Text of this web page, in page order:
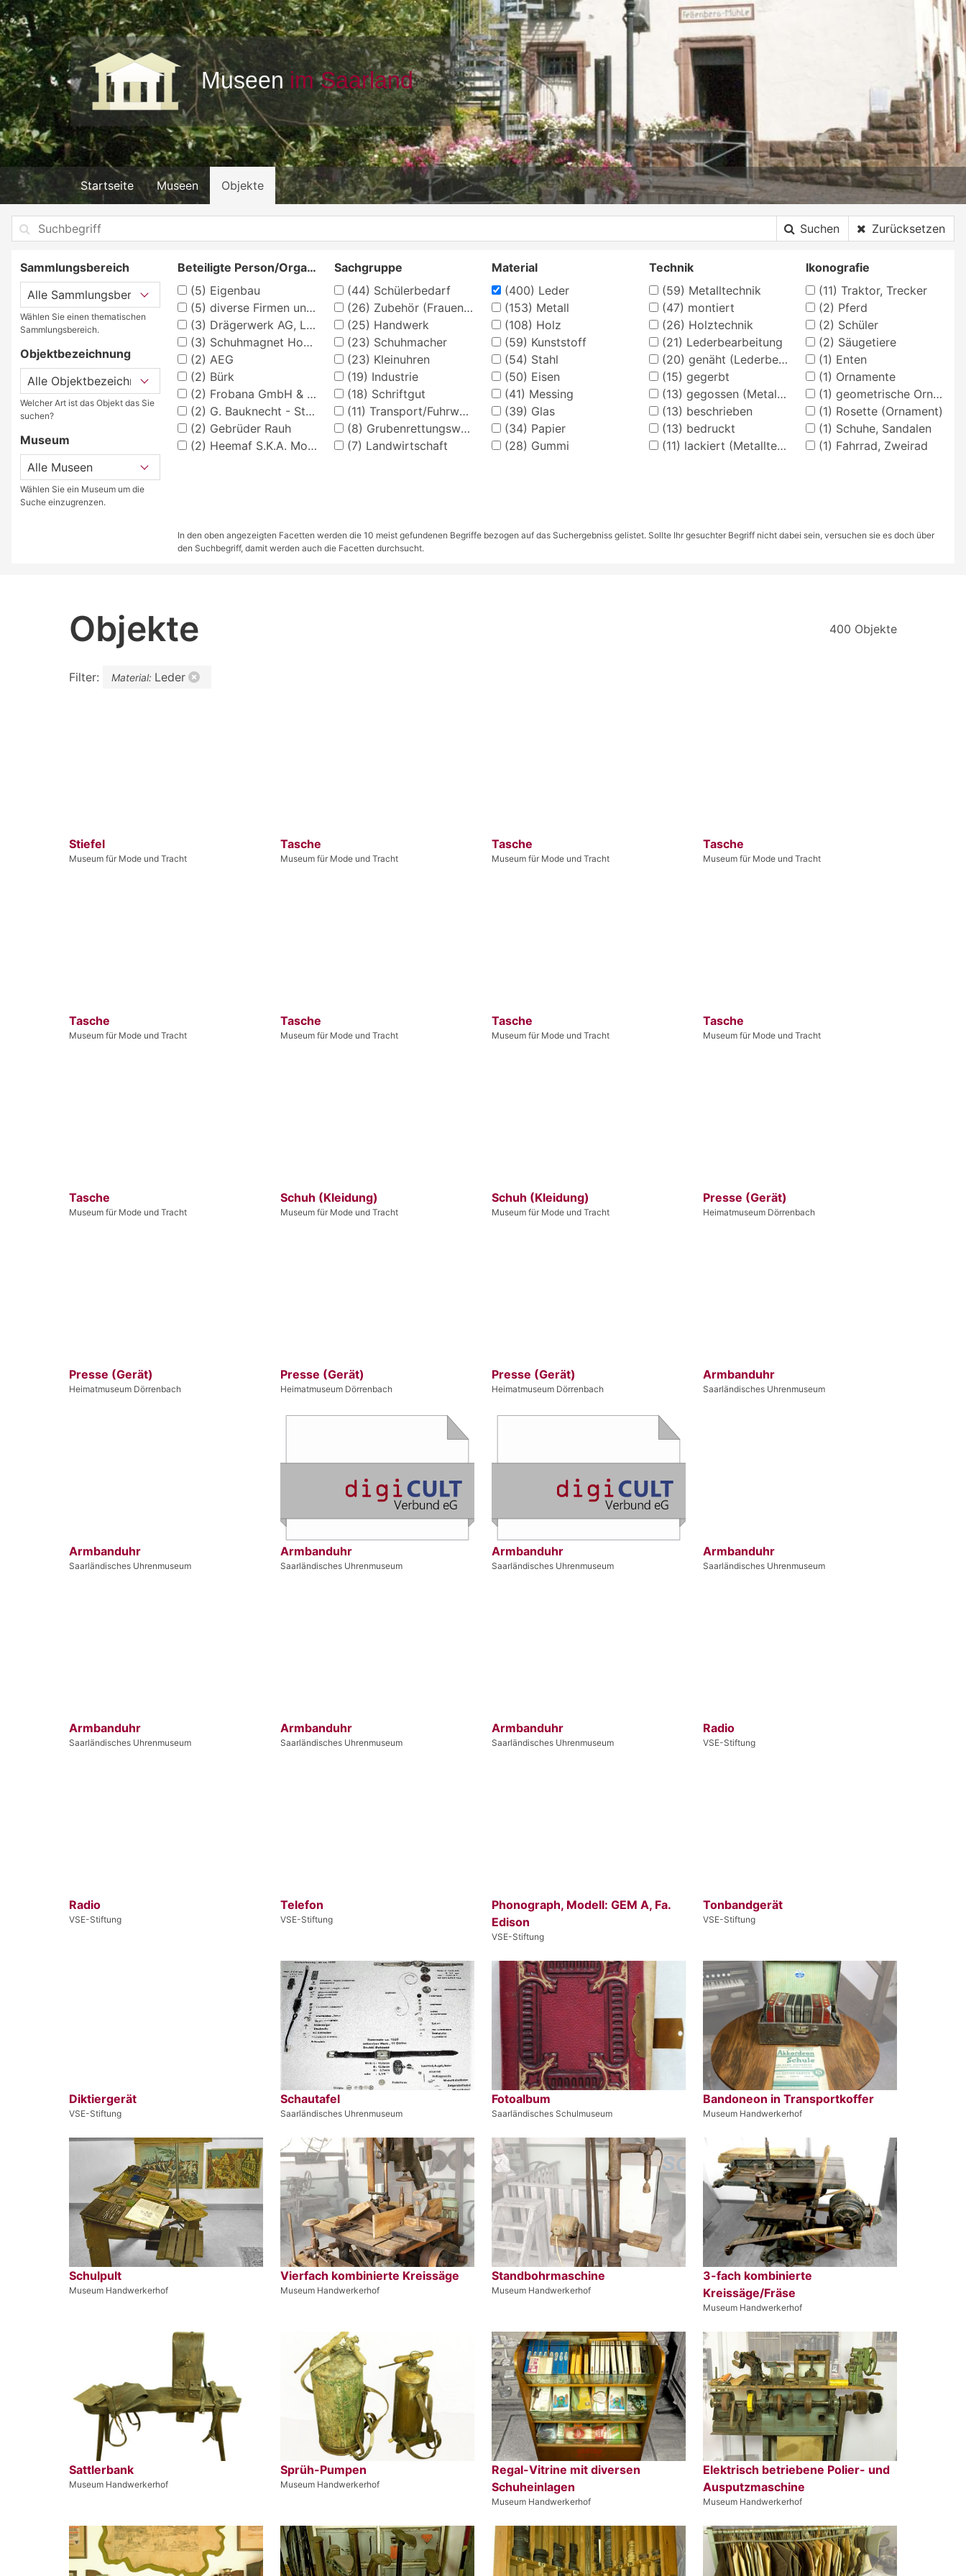
Startseite Museen Objekte
Suchen Zurücksetzen
Sammlungsbereich
Wählen Sie einen thematischen
Sammlungsbereich.
Objektbezeichnung
Welcher Art ist das Objekt das Sie
suchen?
Museum
Wählen Sie ein Museum um die
Suche einzugrenzen.
Beteiligte Person/Organisation
(5) Eigenbau
(5) diverse Firmen und Hersteller
(3) Drägerwerk AG, Lübeck
(3) Schuhmagnet Homburg
(2) AEG
(2) Bürk
(2) Frobana GmbH & Co. - Maschinenfabrik Wuppertal-Barmen
(2) G. Bauknecht - Stuttgart-S
(2) Gebrüder Rauh
(2) Heemaf S.K.A. Motorenwerke A.G. - Dortmund
Sachgruppe
(44) Schülerbedarf
(26) Zubehör (Frauenkleidung)
(25) Handwerk
(23) Schuhmacher
(23) Kleinuhren
(19) Industrie
(18) Schriftgut
(11) Transport/Fuhrwerke
(8) Grubenrettungswesen
(7) Landwirtschaft
Material
(400) Leder
(153) Metall
(108) Holz
(59) Kunststoff
(54) Stahl
(50) Eisen
(41) Messing
(39) Glas
(34) Papier
(28) Gummi
Technik
(59) Metalltechnik
(47) montiert
(26) Holztechnik
(21) Lederbearbeitung
(20) genäht (Lederbearbeitung)
(15) gegerbt
(13) gegossen (Metalltechnik)
(13) beschrieben
(13) bedruckt
(11) lackiert (Metalltechnik)
Ikonografie
(11) Traktor, Trecker
(2) Pferd
(2) Schüler
(2) Säugetiere
(1) Enten
(1) Ornamente
(1) geometrische Ornamente
(1) Rosette (Ornament)
(1) Schuhe, Sandalen
(1) Fahrrad, Zweirad
In den oben angezeigten Facetten werden die 10 meist gefundenen Begriffe bezogen auf das Suchergebniss gelistet. Sollte Ihr gesuchter Begriff nicht dabei sein, versuchen sie es doch über
den Suchbegriff, damit werden auch die Facetten durchsucht.
Objekte 400 Objekte
Filter: Material: Leder
Stiefel
Museum für Mode und Tracht
Tasche
Museum für Mode und Tracht
Tasche
Museum für Mode und Tracht
Tasche
Museum für Mode und Tracht
Tasche
Museum für Mode und Tracht
Tasche
Museum für Mode und Tracht
Tasche
Museum für Mode und Tracht
Tasche
Museum für Mode und Tracht
Tasche
Museum für Mode und Tracht
Schuh (Kleidung)
Museum für Mode und Tracht
Schuh (Kleidung)
Museum für Mode und Tracht
Presse (Gerät)
Heimatmuseum Dörrenbach
Presse (Gerät)
Heimatmuseum Dörrenbach
Presse (Gerät)
Heimatmuseum Dörrenbach
Presse (Gerät)
Heimatmuseum Dörrenbach
Armbanduhr
Saarländisches Uhrenmuseum
Armbanduhr
Saarländisches Uhrenmuseum
Armbanduhr
Saarländisches Uhrenmuseum
Armbanduhr
Saarländisches Uhrenmuseum
Armbanduhr
Saarländisches Uhrenmuseum
Armbanduhr
Saarländisches Uhrenmuseum
Armbanduhr
Saarländisches Uhrenmuseum
Armbanduhr
Saarländisches Uhrenmuseum
Radio
VSE-Stiftung
Radio
VSE-Stiftung
Telefon
VSE-Stiftung
Phonograph, Modell: GEM A, Fa.
Edison
VSE-Stiftung
Tonbandgerät
VSE-Stiftung
Diktiergerät
VSE-Stiftung
Schautafel
Saarländisches Uhrenmuseum
Fotoalbum
Saarländisches Schulmuseum
Bandoneon in Transportkoffer
Museum Handwerkerhof
Schulpult
Museum Handwerkerhof
Vierfach kombinierte Kreissäge
Museum Handwerkerhof
Standbohrmaschine
Museum Handwerkerhof
3-fach kombinierte
Kreissäge/Fräse
Museum Handwerkerhof
Sattlerbank
Museum Handwerkerhof
Sprüh-Pumpen
Museum Handwerkerhof
Regal-Vitrine mit diversen
Schuheinlagen
Museum Handwerkerhof
Elektrisch betriebene Polier- und
Ausputzmaschine
Museum Handwerkerhof